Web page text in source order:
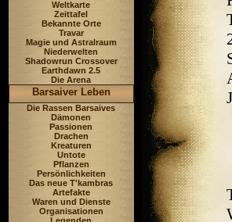
Weltkarte
Zeittafel
Bekannte Orte
Travar
Magie und Astralraum
Niederwelten
Shadowrun Crossover
Earthdawn 2.5
Die Arena
Barsaiver Leben
Die Rassen Barsaives
Dämonen
Passionen
Drachen
Kreaturen
Untote
Pflanzen
Persönlichkeiten
Das neue T'kambras
Artefakte
Waren und Dienste
Organisationen